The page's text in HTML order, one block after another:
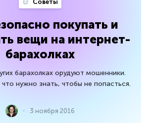
Советы
покупать и
вещи на интернет-
барахолках
барахолках орудуют мошенники.
нужно знать, чтобы не попасться.
3 ноября 2016